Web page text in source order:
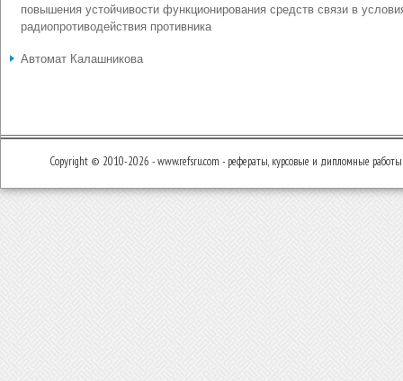
повышения устойчивости функционирования средств связи в
радиопротиводействия противника
Автомат Калашникова
Copyright © 2010-2026 - www.refsru.com - рефераты, курсовые и дипломные работы